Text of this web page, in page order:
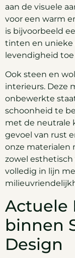
aan de visuele
voor een warm
is bijvoorbeeld
tinten en unieke
levendigheid
Ook steen en
interieurs. Deze
onbewerkte
schoonheid te
met de neutrale
gevoel van rust
onze materialen
zowel esthetisch
volledig in lijn
Actuele
binnen
Design